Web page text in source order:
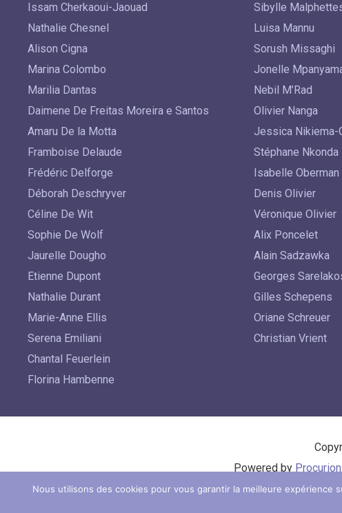
Issam Cherkaoui-Jaouad
Nathalie Chesnel
Alison Cigna
Marina Colombo
Marilia Dantas
Daimene De Freitas Moreira e Santos
Amaru De la Motta
Framboise Delaude
Frédéric Delforge
Déborah Deschryver
Céline De Wit
Sophie De Wolf
Jaurelle Dougho
Etienne Dupont
Nathalie Durant
Marie-Anne Ellis
Serena Emiliani
Chantal Feuerlein
Florina Hambenne
Sibylle
Luisa Mannu
Sorush Missaghi
Jonelle
Nebil M’Rad
Olivier Nanga
Jessica Nikiema-
Stéphane Nkonda
Isabelle Oberman
Denis Olivier
Véronique Olivier
Alix Poncelet
Alain Sadzawka
Georges
Gilles Schepens
Oriane Schreuer
Christian Vrient
Powered by
Nous utilisons des cookies pour vous garantir la meilleure